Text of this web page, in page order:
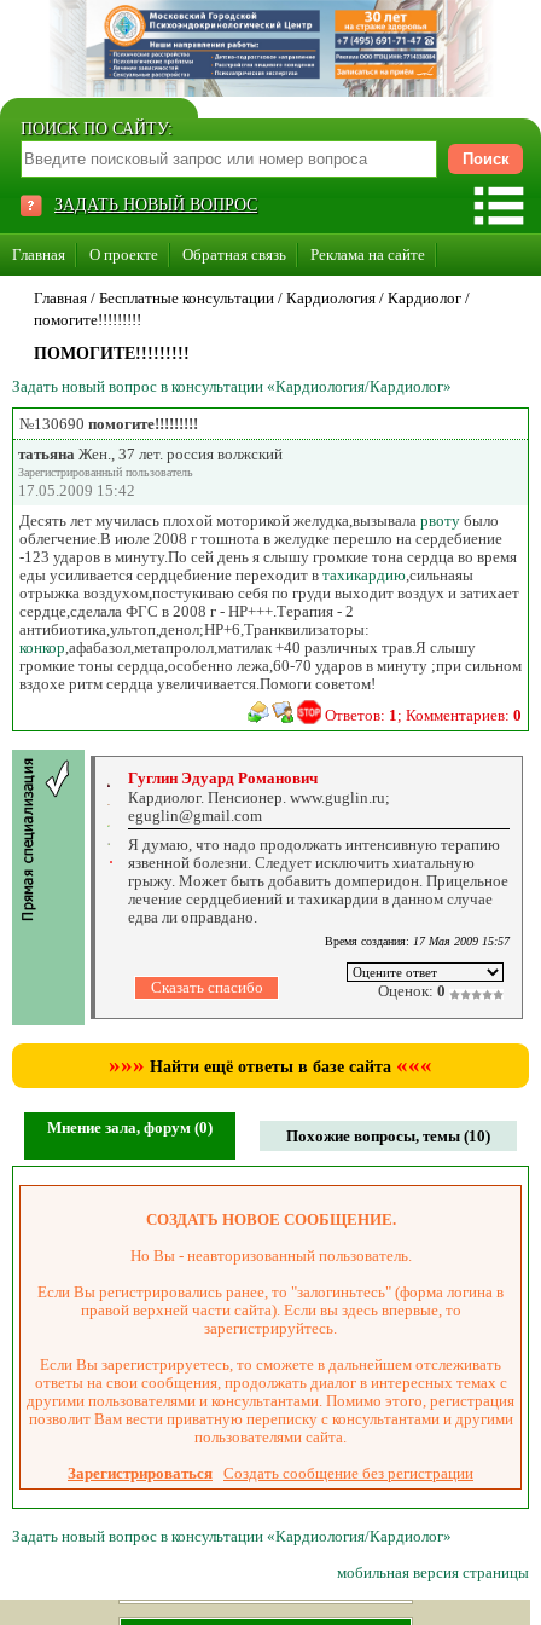
ПОИСК ПО САЙТУ:
ЗАДАТЬ НОВЫЙ ВОПРОС
Главная О проекте Обратная связь Реклама на сайте
Стать консультантом нашего сайта
Главная / Бесплатные консультации / Кардиология / Кардиолог /
помогите!!!!!!!!!
ПОМОГИТЕ!!!!!!!!!
Задать новый вопрос в консультации «Кардиология/Кардиолог»
№130690 помогите!!!!!!!!!
татьяна Жен., 37 лет. россия волжский
Зарегистрированный пользователь
17.05.2009 15:42
Десять лет мучилась плохой моторикой желудка,вызывала рвоту было
облегчение.В июле 2008 г тошнота в желудке перешло на сердебиение
-123 ударов в минуту.По сей день я слышу громкие тона сердца во время
еды усиливается сердцебиение переходит в тахикардию ,сильнаяы
отрыжка воздухом,постукиваю себя по груди выходит воздух и затихает
сердце,сделала ФГС в 2008 г - НР+++.Терапия - 2
антибиотика,ультоп,денол;НР+6,Транквилизаторы:
конкор ,афабазол,метапролол,матилак +40 различных трав.Я слышу
громкие тоны сердца,особенно лежа,60-70 ударов в минуту ;при сильном
вздохе ритм сердца увеличивается.Помоги советом!
Ответов: 1 ; Комментариев: 0
Гуглин Эдуард Романович
Кардиолог. Пенсионер. www.guglin.ru;
eguglin@gmail.com
Я думаю, что надо продолжать интенсивную терапию
язвенной болезни. Следует исключить хиатальную
грыжу. Может быть добавить домперидон. Прицельное
лечение сердцебиений и тахикардии в данном случае
едва ли оправдано.
Время создания: 17 Мая 2009 15:57
Оценок: 0
»»» Найти ещё ответы в базе сайта «««
Мнение зала, форум (0) Похожие вопросы, темы (10)
СОЗДАТЬ НОВОЕ СООБЩЕНИЕ.
Но Вы - неавторизованный пользователь.
Если Вы регистрировались ранее, то "залогиньтесь" (форма логина в
правой верхней части сайта). Если вы здесь впервые, то
зарегистрируйтесь.
Если Вы зарегистрируетесь, то сможете в дальнейшем отслеживать
ответы на свои сообщения, продолжать диалог в интересных темах с
другими пользователями и консультантами. Помимо этого, регистрация
позволит Вам вести приватную переписку с консультантами и другими
пользователями сайта.
Зарегистрироваться Создать сообщение без регистрации
Задать новый вопрос в консультации «Кардиология/Кардиолог»
мобильная версия страницы